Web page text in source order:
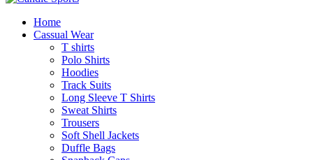
Home
Cassual Wear
T shirts
Polo Shirts
Hoodies
Track Suits
Long Sleeve T Shirts
Sweat Shirts
Trousers
Soft Shell Jackets
Duffle Bags